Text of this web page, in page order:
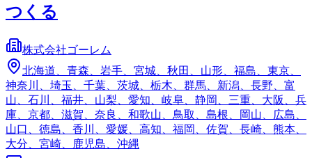
つくる
株式会社ゴーレム
北海道、青森、岩手、宮城、秋田、山形、福島、東京、
神奈川、埼玉、千葉、茨城、栃木、群馬、新潟、長野、富
山、石川、福井、山梨、愛知、岐阜、静岡、三重、大阪、兵
庫、京都、滋賀、奈良、和歌山、鳥取、島根、岡山、広島、
山口、徳島、香川、愛媛、高知、福岡、佐賀、長崎、熊本、
大分、宮崎、鹿児島、沖縄